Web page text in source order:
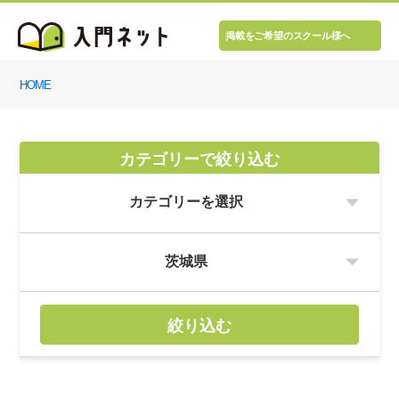
掲載をご希望のスクール様へ
HOME
カテゴリーで絞り込む
絞り込む